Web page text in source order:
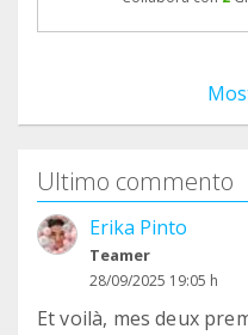
Ultimo commento
Erika Pinto
Teamer
28/09/2025 19:05 h
Et voilà, mes deux